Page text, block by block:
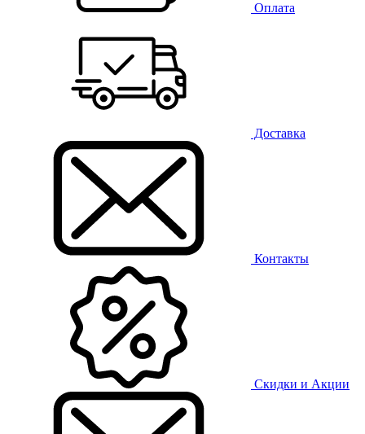
Оплата
Доставка
Контакты
Скидки и Акции